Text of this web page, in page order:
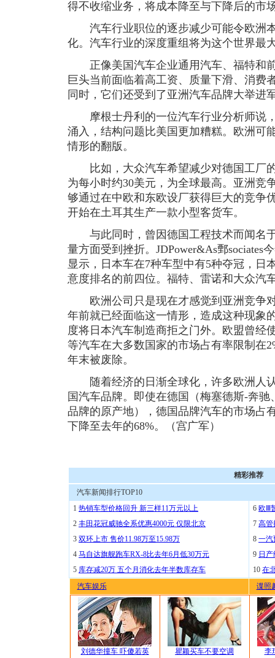
得不收缩业务，将成本降至与下降后的市
汽车行业职位的逐步减少可能令欧洲
化。汽车行业的深度重组将为这个世界最
正像美国汽车企业通用汽车、福特和
巨头当前面临着高工资、质量下滑、消费
同时，它们还受到了亚洲汽车品牌大举进
摩根士丹利的一位汽车行业分析师说
涌入，结构问题比美国更加糟糕。欧洲可
情形的翻版。
比如，大众汽车希望减少对德国工厂
为每小时约30美元，为全球最高。亚洲竞
够通过在中欧和东欧设厂获得巨大的竞争
开始在土耳其生产一款小型客货车。
与此同时，曾因德国工程技术而闻名
量方面受到挫折。JDPower&As鄄sociates
显示，日本车在7种车型中有5种夺冠，日
意度排名的前四位。福特、雷诺和大众汽
欧洲公司只是现在才感觉到亚洲竞争
年前就已经面临这一情形，造成这种现象
度将日本汽车制造商拒之门外。欧盟曾经
等汽车在大多数国家的市场占有率限制在
年末被废除。
随着经济的日渐全球化，许多欧洲人
国汽车品牌。即使在德国（梅塞德斯-奔
品牌的原产地），德国品牌汽车的市场占
下降至去年的68%。（宫广军）
精彩推荐
汽车新闻排行TOP10
1 热销车型价格回升 新三样11万元以上
2 丰田花冠威驰全系优惠4000元 仅限北京
3 双环上市 售价11.98万至15.98万
4 马自达旗舰跑车RX-8比去年6月低30万元
5 库存减20万 五个月消化去年半数库存车
6 欧Ⅲ
7 高管
8 一汽
9 日
10 在
汽车娱乐
谍照
刘德华撞车 吓傻若英 瞿颖买车不要空调 李